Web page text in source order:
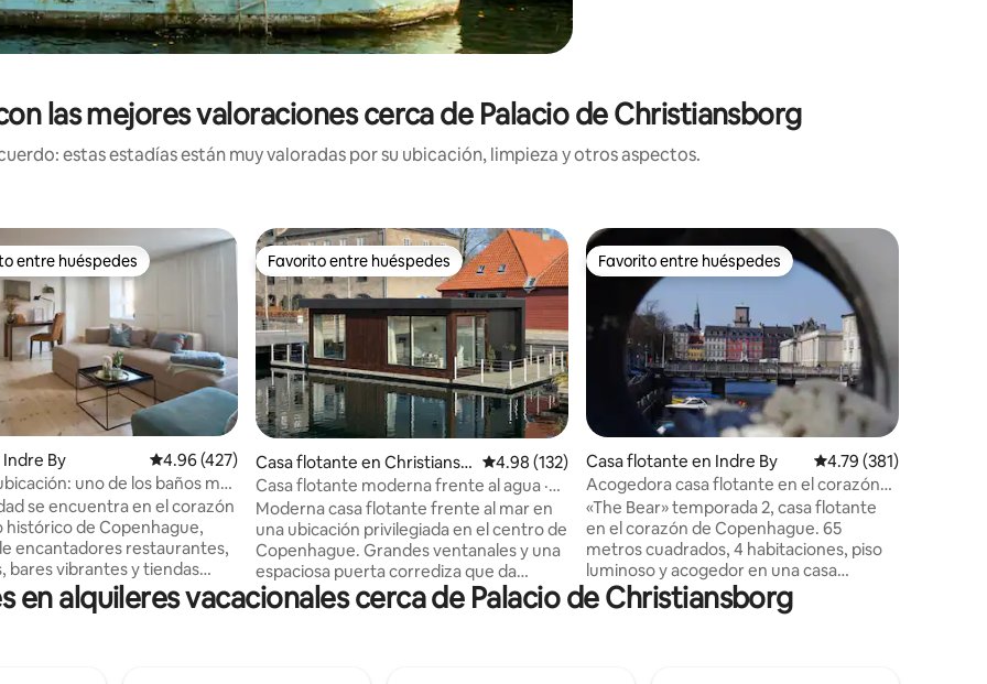
las mejores valoraciones cerca de Palacio de Christiansborg
estas estadías están muy valoradas por su ubicación, limpieza y otros aspectos.
de 5, 167 reseñas
huéspedes preferido
entre huéspedes
By Calificación promedio: 4.96 de 5, 427 reseñas
4.96 (427)
uno de los baños más
CPHse encuentra en el corazón
histórico de Copenhague,
encantadores restaurantes,
bares vibrantes y tiendas
vuelta de la esquina se
los hermosos Jardines del
Favorito entre huéspedes
Favorito entre huéspedes
Casa flotante en Christiansh
avn
Calificación promedio: 4.98 de 5, 132 reseñas
4.98 (132)
Casa flotante moderna frente al agua ·
Zona céntrica privilegiada
Moderna casa flotante frente al mar en
una ubicación privilegiada en el centro de
Copenhague. Grandes ventanales y una
espaciosa puerta corrediza que da
directamente al agua crean un espacio
luminoso y tranquilo. La casa flotante
Favorito entre huéspedes
Favorito entre huéspedes
Casa flotante en Indre By Calificación promedio:
4.79 (381)
Acogedora casa flotante en el corazón
de la ciudad (ver «El oso»)
«The Bear» temporada 2, casa flotante
en el corazón de Copenhague. 65
metros cuadrados, 4 habitaciones, piso
luminoso y acogedor en una casa
flotante situada en el centro de
Copenhague, pero en un entorno
en alquileres vacacionales cerca de Palacio de Christiansborg